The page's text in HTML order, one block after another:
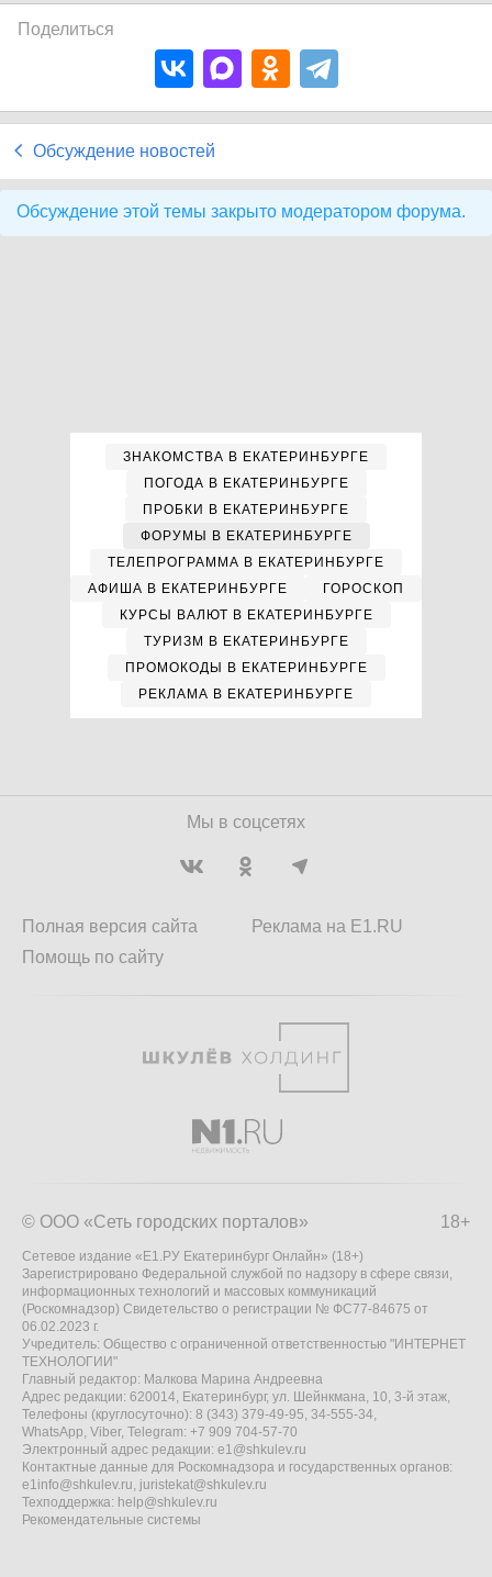
Поделиться
Обсуждение новостей
Обсуждение этой темы закрыто модератором форума.
ЗНАКОМСТВА В ЕКАТЕРИНБУРГЕ
ПОГОДА В ЕКАТЕРИНБУРГЕ
ПРОБКИ В ЕКАТЕРИНБУРГЕ
ФОРУМЫ В ЕКАТЕРИНБУРГЕ
ТЕЛЕПРОГРАММА В ЕКАТЕРИНБУРГЕ
АФИША В ЕКАТЕРИНБУРГЕ
ГОРОСКОП
КУРСЫ ВАЛЮТ В ЕКАТЕРИНБУРГЕ
ТУРИЗМ В ЕКАТЕРИНБУРГЕ
ПРОМОКОДЫ В ЕКАТЕРИНБУРГЕ
РЕКЛАМА В ЕКАТЕРИНБУРГЕ
Мы в соцсетях
Полная версия сайта
Помощь по сайту
Реклама на E1.RU
18+
© ООО «Сеть городских порталов»
Сетевое издание «Е1.РУ Екатеринбург Онлайн» (18+)
Зарегистрировано Федеральной службой по надзору в сфере связи,
информационных технологий и массовых коммуникаций
(Роскомнадзор) Свидетельство о регистрации № ФС77-84675 от
06.02.2023 г.
Учредитель: Общество с ограниченной ответственностью "ИНТЕРНЕТ
ТЕХНОЛОГИИ"
Главный редактор: Малкова Марина Андреевна
Адрес редакции: 620014, Екатеринбург, ул. Шейнкмана, 10, 3-й этаж,
Телефоны (круглосуточно): 8 (343) 379-49-95, 34-555-34,
WhatsApp, Viber, Telegram: +7 909 704-57-70
Электронный адрес редакции: e1@shkulev.ru
Контактные данные для Роскомнадзора и государственных органов:
e1info@shkulev.ru, juristekat@shkulev.ru
Техподдержка: help@shkulev.ru
Рекомендательные системы